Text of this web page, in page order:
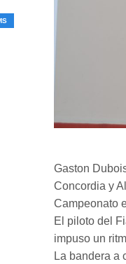
Gaston
Concordia y
Campeonato
El piloto del
impuso un
La bandera a